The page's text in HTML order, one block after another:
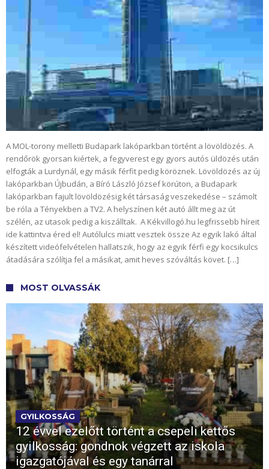
A MOL-torony melletti Budapark lakóparkban történt a lövöldözés. A
rendőrök gyorsan kiértek, a fegyverest egy gyors autós üldözés után
elfogták a Lurdynál, egy másik férfit pedig köröznek. Lövöldözés az új
lakóparkban Újbudán, a Bíró László József körúton, a Budapark
lakóparkban fajult lövöldözésig két társaság veszekedése – számolt
be róla a Tényekben a TV2. A helyszínen két autó állt meg az út
szélén, az utasok pedig a kiszálltak. A Kékvillogó.hu legfrissebb híreit
ide kattintva éred el! Autólulcs miatt vesztek össze Az egyik lakó által
készített videófelvételen hallatszik, hogy az egyik férfi egy kocsikulcs
átadására szólítja fel a másikat, amit heves szóváltás követ. […]
MOST OLVASSÁK
GYILKOSSÁG
12 évvel ezelőtt történt a csepeli kettős
gyilkosság: gondnok végzett az iskola
igazgatójával és egy tanárral